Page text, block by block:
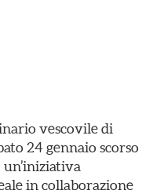
vescovile di
24 gennaio scorso
un’iniziativa
in collaborazione